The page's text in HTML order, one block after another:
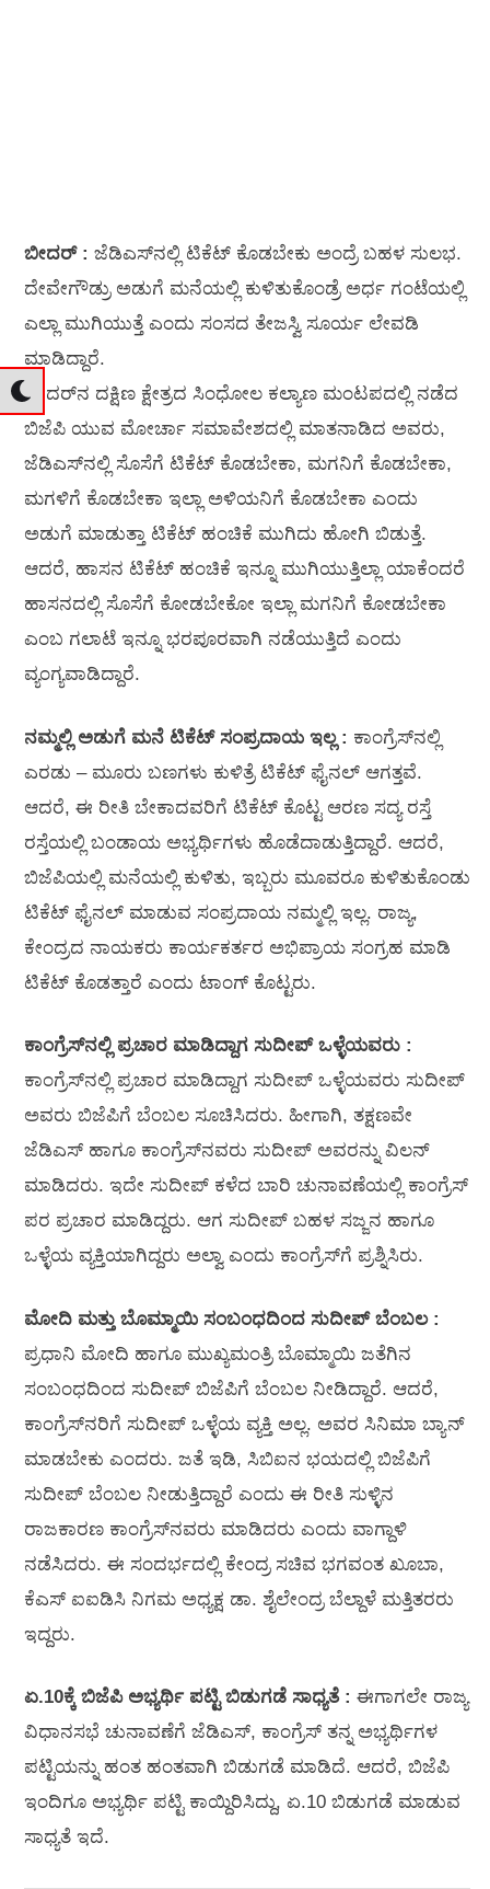
ಬೀದರ್ : ಜೆಡಿಎಸ್‌ನಲ್ಲಿ ಟಿಕೆಟ್ ಕೊಡಬೇಕು ಅಂದ್ರೆ ಬಹಳ ಸುಲಭ.
ದೇವೇಗೌಡ್ರು ಅಡುಗೆ ಮನೆಯಲ್ಲಿ ಕುಳಿತುಕೊಂಡ್ರೆ ಅರ್ಧ ಗಂಟೆಯಲ್ಲಿ
ಎಲ್ಲಾ ಮುಗಿಯುತ್ತೆ ಎಂದು ಸಂಸದ ತೇಜಸ್ವಿ ಸೂರ್ಯ ಲೇವಡಿ
ಮಾಡಿದ್ದಾರೆ.
ಬೀದರ್‌ನ ದಕ್ಷಿಣ ಕ್ಷೇತ್ರದ ಸಿಂಧೋಲ ಕಲ್ಯಾಣ ಮಂಟಪದಲ್ಲಿ ನಡೆದ
ಬಿಜೆಪಿ ಯುವ ಮೋರ್ಚಾ ಸಮಾವೇಶದಲ್ಲಿ ಮಾತನಾಡಿದ ಅವರು‌,
ಜೆಡಿಎಸ್‌ನಲ್ಲಿ ಸೊಸೆಗೆ ಟಿಕೆಟ್ ಕೊಡಬೇಕಾ, ಮಗನಿಗೆ ಕೊಡಬೇಕಾ,
ಮಗಳಿಗೆ ಕೊಡಬೇಕಾ ಇಲ್ಲಾ ಅಳಿಯನಿಗೆ ಕೊಡಬೇಕಾ ಎಂದು
ಅಡುಗೆ ಮಾಡುತ್ತಾ ಟಿಕೆಟ್‌ ಹಂಚಿಕೆ ಮುಗಿದು ಹೋಗಿ ಬಿಡುತ್ತೆ.
ಆದರೆ, ಹಾಸನ ಟಿಕೆಟ್ ಹಂಚಿಕೆ ಇನ್ನೂ ಮುಗಿಯುತ್ತಿಲ್ಲಾ ಯಾಕೆಂದರೆ
ಹಾಸನದಲ್ಲಿ ಸೊಸೆಗೆ ಕೋಡಬೇಕೋ ಇಲ್ಲಾ ಮಗನಿಗೆ ಕೋಡಬೇಕಾ
ಎಂಬ ಗಲಾಟೆ ಇನ್ನೂ ಭರಪೂರವಾಗಿ ನಡೆಯುತ್ತಿದೆ ಎಂದು
ವ್ಯಂಗ್ಯವಾಡಿದ್ದಾರೆ.
ನಮ್ಮಲ್ಲಿ ಅಡುಗೆ ಮನೆ ಟಿಕೆಟ್‌ ಸಂಪ್ರದಾಯ ಇಲ್ಲ : ಕಾಂಗ್ರೆಸ್‌ನಲ್ಲಿ
ಎರಡು – ಮೂರು ಬಣಗಳು ಕುಳಿತ್ರೆ ಟಿಕೆಟ್ ಫೈನಲ್‌ ಆಗತ್ತವೆ‌.
ಆದರೆ, ಈ ರೀತಿ ಬೇಕಾದವರಿಗೆ ಟಿಕೆಟ್ ಕೊಟ್ಟ ಆರಣ ಸದ್ಯ ರಸ್ತೆ
ರಸ್ತೆಯಲ್ಲಿ ಬಂಡಾಯ ಅಭ್ಯರ್ಥಿಗಳು ಹೊಡೆದಾಡುತ್ತಿದ್ದಾರೆ‌. ಆದರೆ,
ಬಿಜೆಪಿಯಲ್ಲಿ ಮನೆಯಲ್ಲಿ ಕುಳಿತು, ಇಬ್ಬರು ಮೂವರೂ ಕುಳಿತುಕೊಂಡು
ಟಿಕೆಟ್ ಫೈನಲ್ ಮಾಡುವ ಸಂಪ್ರದಾಯ ನಮ್ಮಲ್ಲಿ ಇಲ್ಲ. ರಾಜ್ಯ,
ಕೇಂದ್ರದ ನಾಯಕರು ಕಾರ್ಯಕರ್ತರ ಅಭಿಪ್ರಾಯ ಸಂಗ್ರಹ ಮಾಡಿ
ಟಿಕೆಟ್ ಕೊಡತ್ತಾರೆ ಎಂದು ಟಾಂಗ್ ಕೊಟ್ಟರು.
ಕಾಂಗ್ರೆಸ್‌ನಲ್ಲಿ ಪ್ರಚಾರ ಮಾಡಿದ್ದಾಗ ಸುದೀಪ್‌ ಒಳ್ಳೆಯವರು :
ಕಾಂಗ್ರೆಸ್‌ನಲ್ಲಿ ಪ್ರಚಾರ ಮಾಡಿದ್ದಾಗ ಸುದೀಪ್‌ ಒಳ್ಳೆಯವರು ಸುದೀಪ್
ಅವರು ಬಿಜೆಪಿಗೆ ಬೆಂಬಲ ಸೂಚಿಸಿದರು. ಹೀಗಾಗಿ, ತಕ್ಷಣವೇ
ಜೆಡಿಎಸ್ ಹಾಗೂ ಕಾಂಗ್ರೆಸ್‌ನವರು ಸುದೀಪ್ ಅವರನ್ನು ವಿಲನ್
ಮಾಡಿದರು. ಇದೇ ಸುದೀಪ್ ಕಳೆದ ಬಾರಿ ಚುನಾವಣೆಯಲ್ಲಿ ಕಾಂಗ್ರೆಸ್
ಪರ ಪ್ರಚಾರ ಮಾಡಿದ್ದರು. ಆಗ ಸುದೀಪ್ ಬಹಳ‌ ಸಜ್ಜನ ಹಾಗೂ
ಒಳ್ಳೆಯ ವ್ಯಕ್ತಿ‌ಯಾಗಿದ್ದರು ಅಲ್ವಾ ಎಂದು ಕಾಂಗ್ರೆಸ್‌ಗೆ ಪ್ರಶ್ನಿಸಿರು.
ಮೋದಿ ಮತ್ತು ಬೊಮ್ಮಾಯಿ ಸಂಬಂಧದಿಂದ ಸುದೀಪ್‌ ಬೆಂಬಲ :
ಪ್ರಧಾನಿ ಮೋದಿ ಹಾಗೂ ಮುಖ್ಯಮಂತ್ರಿ ಬೊಮ್ಮಾಯಿ ಜತೆಗಿನ
ಸಂಬಂಧದಿಂದ ಸುದೀಪ್‌ ಬಿಜೆಪಿಗೆ ಬೆಂಬಲ ನೀಡಿದ್ದಾರೆ. ಆದರೆ,
ಕಾಂಗ್ರೆಸ್‌ನರಿಗೆ ಸುದೀಪ್‌ ಒಳ್ಳೆಯ ವ್ಯಕ್ತಿ ಅಲ್ಲ. ಅವರ ಸಿನಿಮಾ ಬ್ಯಾನ್
ಮಾಡಬೇಕು ಎಂದರು. ಜತೆ ಇಡಿ, ಸಿಬಿಐನ ಭಯದಲ್ಲಿ ಬಿಜೆಪಿಗೆ
ಸುದೀಪ್‌ ಬೆಂಬಲ ನೀಡುತ್ತಿದ್ದಾರೆ ಎಂದು ಈ ರೀತಿ ಸುಳ್ಳಿನ
ರಾಜಕಾರಣ ಕಾಂಗ್ರೆಸ್‌ನವರು ಮಾಡಿದರು ಎಂದು ವಾಗ್ದಾಳಿ
ನಡೆಸಿದರು. ಈ ಸಂದರ್ಭದಲ್ಲಿ ಕೇಂದ್ರ ಸಚಿವ ಭಗವಂತ ಖೂಬಾ,
ಕೆಎಸ್ ಐಐಡಿಸಿ ನಿಗಮ ಅಧ್ಯಕ್ಷ ಡಾ. ಶೈಲೇಂದ್ರ ಬೆಲ್ದಾಳೆ ಮತ್ತಿತರರು
ಇದ್ದರು.
ಏ.10ಕ್ಕೆ ಬಿಜೆಪಿ ಅಭ್ಯರ್ಥಿ ಪಟ್ಟಿ ಬಿಡುಗಡೆ ಸಾಧ್ಯತೆ : ಈಗಾಗಲೇ ರಾಜ್ಯ
ವಿಧಾನಸಭೆ ಚುನಾವಣೆಗೆ ಜೆಡಿಎಸ್‌, ಕಾಂಗ್ರೆಸ್‌ ತನ್ನ ಅಭ್ಯರ್ಥಿಗಳ
ಪಟ್ಟಿಯನ್ನು ಹಂತ ಹಂತವಾಗಿ ಬಿಡುಗಡೆ ಮಾಡಿದೆ. ಆದರೆ, ಬಿಜೆಪಿ
ಇಂದಿಗೂ ಅಭ್ಯರ್ಥಿ ಪಟ್ಟಿ ಕಾಯ್ದಿರಿಸಿದ್ದು, ಏ.10 ಬಿಡುಗಡೆ ಮಾಡುವ
ಸಾಧ್ಯತೆ ಇದೆ.